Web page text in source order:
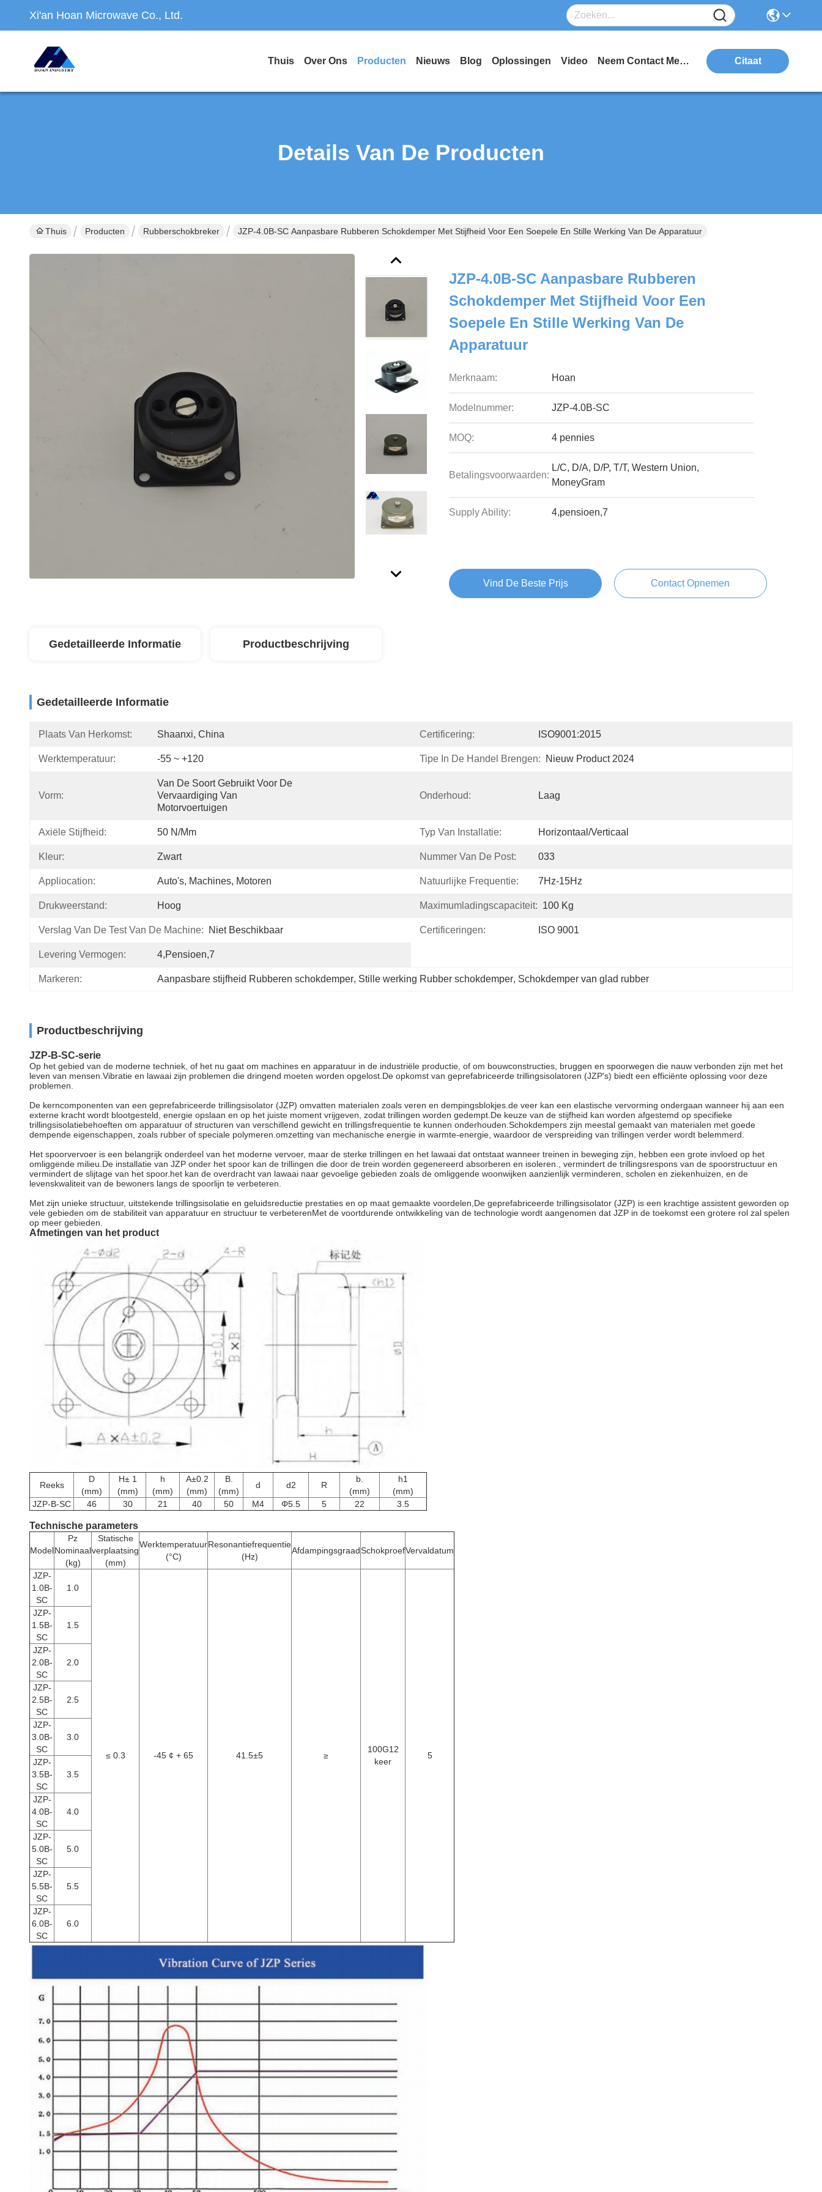
Xi'an Hoan Microwave Co., Ltd.
Thuis Over Ons Producten Nieuws Blog Oplossingen Video Neem Contact Met Ons Op Citaat
Details Van De Producten
Thuis Producten Rubberschokbreker JZP-4.0B-SC Aanpasbare Rubberen Schokdemper Met Stijfheid Voor Een Soepele En Stille Werking Van De Apparatuur
JZP-4.0B-SC Aanpasbare Rubberen
Schokdemper Met Stijfheid Voor Een
Soepele En Stille Werking Van De
Apparatuur
Merknaam: Hoan
Modelnummer: JZP-4.0B-SC
MOQ: 4 pennies
Betalingsvoorwaarden:
L/C, D/A, D/P, T/T, Western Union,
MoneyGram
Supply Ability: 4,pensioen,7
Vind De Beste Prijs Contact Opnemen
Gedetailleerde Informatie Productbeschrijving
Gedetailleerde Informatie
Plaats Van Herkomst: Shaanxi, China Certificering: ISO9001:2015
Werktemperatuur: -55 ~ +120 Tipe In De Handel Brengen: Nieuw Product 2024
Vorm:
Van De Soort Gebruikt Voor De
Vervaardiging Van
Motorvoertuigen
Onderhoud: Laag
Axiële Stijfheid: 50 N/mm Typ Van Installatie: Horizontaal/verticaal
Kleur: Zwart Nummer Van De Post: 033
Appliocation: Auto's, Machines, Motoren Natuurlijke Frequentie: 7Hz-15Hz
Drukweerstand: Hoog Maximumladingscapaciteit: 100 Kg
Verslag Van De Test Van De Machine: Niet Beschikbaar Certificeringen: ISO 9001
Levering Vermogen: 4,pensioen,7
Markeren: Aanpasbare stijfheid Rubberen schokdemper, Stille werking Rubber schokdemper, Schokdemper van glad rubber
Productbeschrijving
JZP-B-SC-serie
Op het gebied van de moderne techniek, of het nu gaat om machines en apparatuur in de industriële productie, of om bouwconstructies, bruggen en spoorwegen die nauw verbonden zijn met het
leven van mensen.Vibratie en lawaai zijn problemen die dringend moeten worden opgelost.De opkomst van geprefabriceerde trillingsisolatoren (JZP's) biedt een efficiënte oplossing voor deze
problemen.
De kerncomponenten van een geprefabriceerde trillingsisolator (JZP) omvatten materialen zoals veren en dempingsblokjes.de veer kan een elastische vervorming ondergaan wanneer hij aan een
externe kracht wordt blootgesteld, energie opslaan en op het juiste moment vrijgeven, zodat trillingen worden gedempt.De keuze van de stijfheid kan worden afgestemd op specifieke
trillingsisolatiebehoeften om apparatuur of structuren van verschillend gewicht en trillingsfrequentie te kunnen onderhouden.Schokdempers zijn meestal gemaakt van materialen met goede
dempende eigenschappen, zoals rubber of speciale polymeren.omzetting van mechanische energie in warmte-energie, waardoor de verspreiding van trillingen verder wordt belemmerd.
Het spoorvervoer is een belangrijk onderdeel van het moderne vervoer, maar de sterke trillingen en het lawaai dat ontstaat wanneer treinen in beweging zijn, hebben een grote invloed op het
omliggende milieu.De installatie van JZP onder het spoor kan de trillingen die door de trein worden gegenereerd absorberen en isoleren., vermindert de trillingsrespons van de spoorstructuur en
vermindert de slijtage van het spoor.het kan de overdracht van lawaai naar gevoelige gebieden zoals de omliggende woonwijken aanzienlijk verminderen, scholen en ziekenhuizen, en de
levenskwaliteit van de bewoners langs de spoorlijn te verbeteren.
Met zijn unieke structuur, uitstekende trillingsisolatie en geluidsreductie prestaties en op maat gemaakte voordelen,De geprefabriceerde trillingsisolator (JZP) is een krachtige assistent geworden op
vele gebieden om de stabiliteit van apparatuur en structuur te verbeterenMet de voortdurende ontwikkeling van de technologie wordt aangenomen dat JZP in de toekomst een grotere rol zal spelen
op meer gebieden.
Afmetingen van het product
Reeks
D
(mm)
H± 1
(mm)
h
(mm)
A±0.2
(mm)
B.
(mm)
d d2 R
b.
(mm)
h1
(mm)
JZP-B-SC
46 30 21 40 50 M4 Φ5.5 5 22 3.5
Technische parameters
Model
Pz
Nominaal
(kg)
Statische
verplaatsing
(mm)
Werktemperatuur
(°C)
Resonantiefrequentie
(Hz)
AfdampingsgraadSchokproefVervaldatum
JZP-
1.0B-
SC
1.0
≤ 0.3 -45 ¢ + 65 41.5±5 ≥
100G12
keer
5
JZP-
1.5B-
SC
1.5
JZP-
2.0B-
SC
2.0
JZP-
2.5B-
SC
2.5
JZP-
3.0B-
SC
3.0
JZP-
3.5B-
SC
3.5
JZP-
4.0B-
SC
4.0
JZP-
5.0B-
SC
5.0
JZP-
5.5B-
SC
5.5
JZP-
6.0B-
SC
6.0